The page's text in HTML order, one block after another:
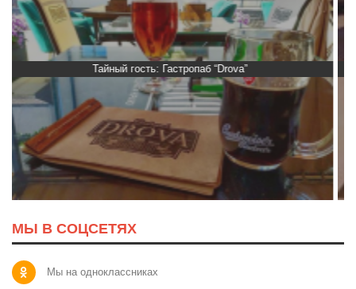
Тайный гость: Кафе "Grand Buffet"
МЫ В СОЦСЕТЯХ
Мы на одноклассниках